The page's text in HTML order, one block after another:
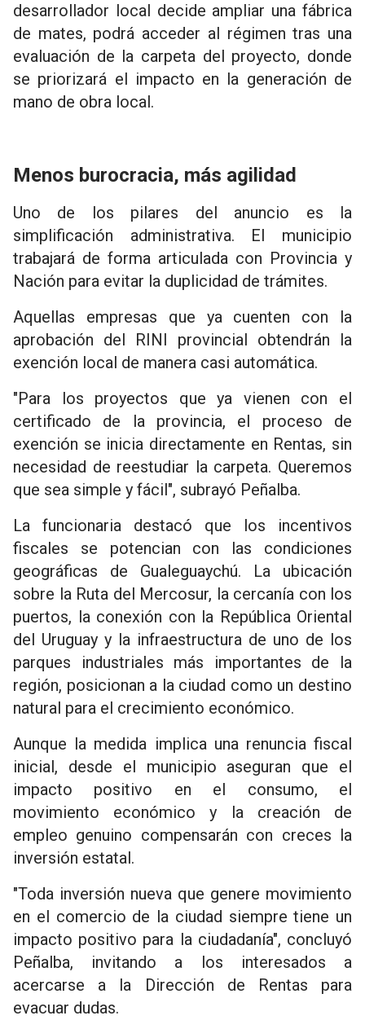
desarrollador local decide ampliar una fábrica
de mates, podrá acceder al régimen tras una
evaluación de la carpeta del proyecto, donde
se priorizará el impacto en la generación de
mano de obra local.
Menos burocracia, más agilidad
Uno de los pilares del anuncio es la
simplificación administrativa. El municipio
trabajará de forma articulada con Provincia y
Nación para evitar la duplicidad de trámites.
Aquellas empresas que ya cuenten con la
aprobación del RINI provincial obtendrán la
exención local de manera casi automática.
"Para los proyectos que ya vienen con el
certificado de la provincia, el proceso de
exención se inicia directamente en Rentas, sin
necesidad de reestudiar la carpeta. Queremos
que sea simple y fácil", subrayó Peñalba.
La funcionaria destacó que los incentivos
fiscales se potencian con las condiciones
geográficas de Gualeguaychú. La ubicación
sobre la Ruta del Mercosur, la cercanía con los
puertos, la conexión con la República Oriental
del Uruguay y la infraestructura de uno de los
parques industriales más importantes de la
región, posicionan a la ciudad como un destino
natural para el crecimiento económico.
Aunque la medida implica una renuncia fiscal
inicial, desde el municipio aseguran que el
impacto positivo en el consumo, el
movimiento económico y la creación de
empleo genuino compensarán con creces la
inversión estatal.
"Toda inversión nueva que genere movimiento
en el comercio de la ciudad siempre tiene un
impacto positivo para la ciudadanía", concluyó
Peñalba, invitando a los interesados a
acercarse a la Dirección de Rentas para
evacuar dudas.